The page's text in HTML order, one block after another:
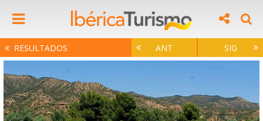
RESULTADOS ANT SIG